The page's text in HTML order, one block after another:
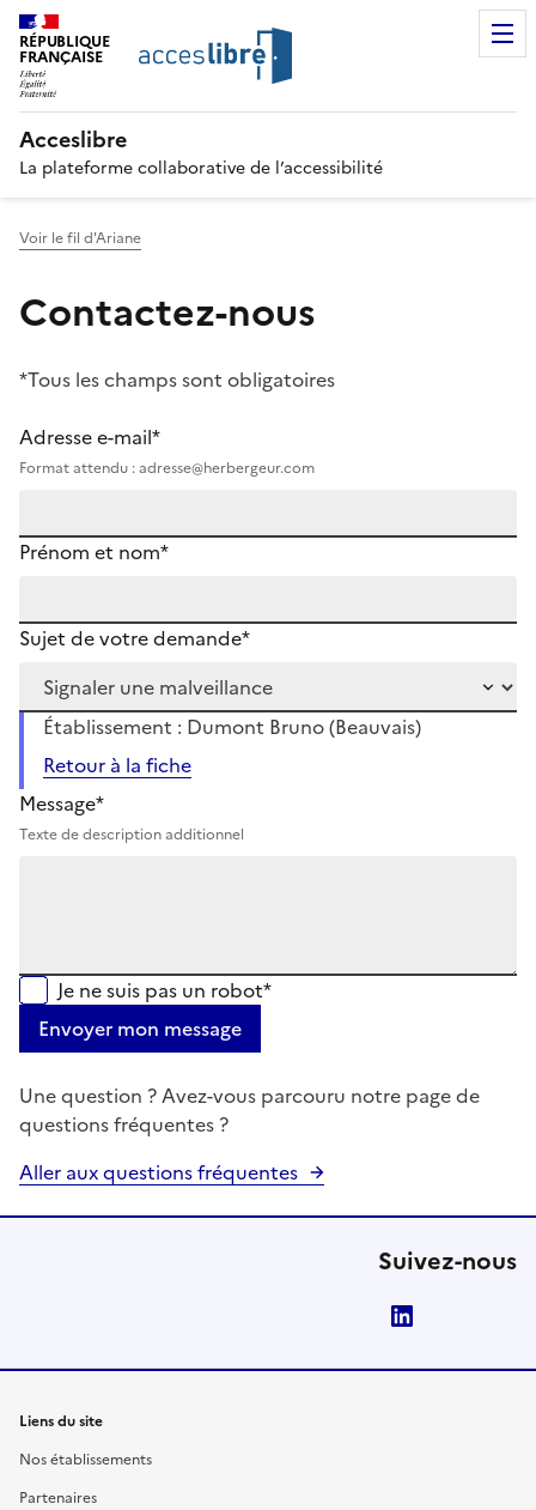
RÉPUBLIQUE
FRANÇAISE
Acceslibre
La plateforme collaborative de l’accessibilité
Voir le fil d'Ariane
Contactez-nous
*Tous les champs sont obligatoires
Adresse e-mail*
Format attendu : adresse@herbergeur.com
Prénom et nom*
Sujet de votre demande*
Établissement : Dumont Bruno (Beauvais)
Retour à la fiche
Message*
Texte de description additionnel
Je ne suis pas un robot*
Envoyer mon message
Une question ? Avez-vous parcouru notre page de
questions fréquentes ?
Aller aux questions fréquentes
Suivez-nous
Liens du site
Nos établissements
Partenaires